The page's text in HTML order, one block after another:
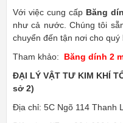
Với việc cung cấp Băng
như cả nước. Chúng tôi
chuyển đến tận nơi cho quý
Tham khảo: Băng dính 2
ĐẠI LÝ VẬT TƯ KIM KHÍ
sở 2)
Địa chỉ: 5C Ngõ 114 Thanh